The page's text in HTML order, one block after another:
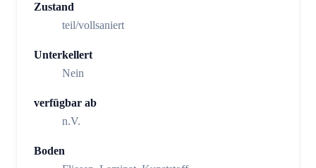
Zustand
teil/vollsaniert
Unterkellert
Nein
verfügbar ab
n.V.
Boden